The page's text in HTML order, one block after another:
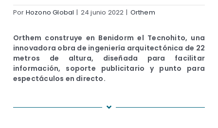
Por Hozono Global | 24 junio 2022 | Orthem
Orthem construye en Benidorm el Tecnohito, una
innovadora obra de ingeniería arquitectónica de 22
metros de altura, diseñada para facilitar
información, soporte publicitario y punto para
espectáculos en directo.